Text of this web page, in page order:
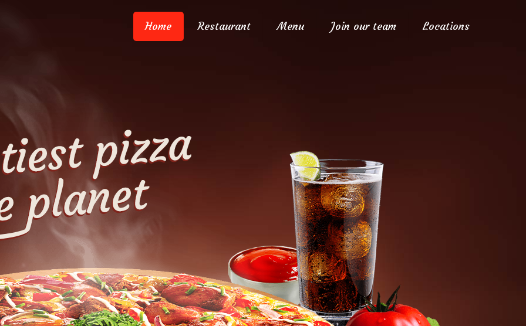
Home Restaurant Menu Join our team Locations